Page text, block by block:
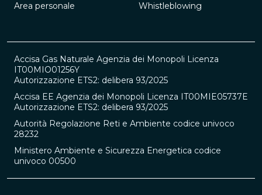
Area personale
Whistleblowing
Accisa Gas Naturale Agenzia dei Monopoli Licenza
IT00MIO01256Y
Autorizzazione ETS2: delibera 93/2025
Accisa EE Agenzia dei Monopoli Licenza IT00MIE05737E
Autorizzazione ETS2: delibera 93/2025
Autorità Regolazione Reti e Ambiente codice univoco
28232
Ministero Ambiente e Sicurezza Energetica codice
univoco 00500